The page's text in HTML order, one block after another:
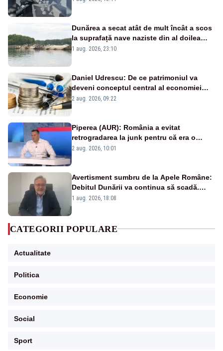
Dunărea a secat atât de mult încât a scos
la suprafață nave naziste din al doilea
război mondial
1 aug. 2026, 23:10
Daniel Udrescu: De ce patrimoniul va
deveni conceptul central al economiei
viitoare?
2 aug. 2026, 09:22
Piperea (AUR): România a evitat
retrogradarea la junk pentru că era o
catastrofă pentru bănci și fondurile de
2 aug. 2026, 10:01
Avertisment sumbru de la Apele Române:
Debitul Dunării va continua să scadă.
Cernavodă s-ar putea închide în 4 zile
1 aug. 2026, 18:08
CATEGORII POPULARE
Actualitate
Politica
Economie
Social
Sport